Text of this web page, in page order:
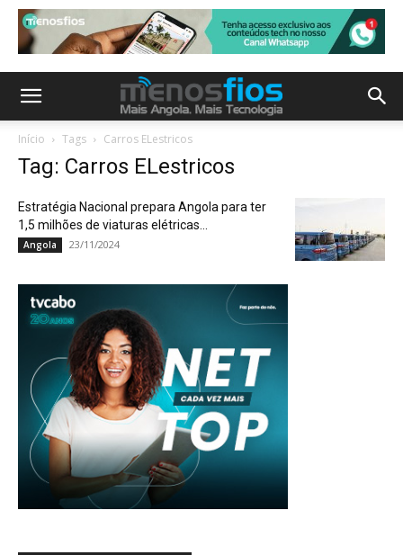
Início Tags Carros ELestricos
Tag: Carros ELestricos
Estratégia Nacional prepara Angola para ter
1,5 milhões de viaturas elétricas...
Angola 23/11/2024